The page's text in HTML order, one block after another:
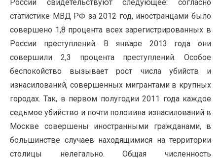
России свидетельствуют следующее: согласно
статистике МВД РФ за 2012 год, иностранцами было
совершено 1,8 процента всех зарегистрированных в
России преступлений. В январе 2013 года они
совершили 2,3 процента преступлений. Особое
беспокойство вызывает рост числа убийств и
изнасилований, совершенных мигрантами в крупных
городах. Так, в первом полугодии 2011 года каждое
седьмое убийство и почти половина изнасилований в
Москве совершены иностранными гражданами, в
большинстве случаев находящимися на территории
столицы нелегально. Общая численность